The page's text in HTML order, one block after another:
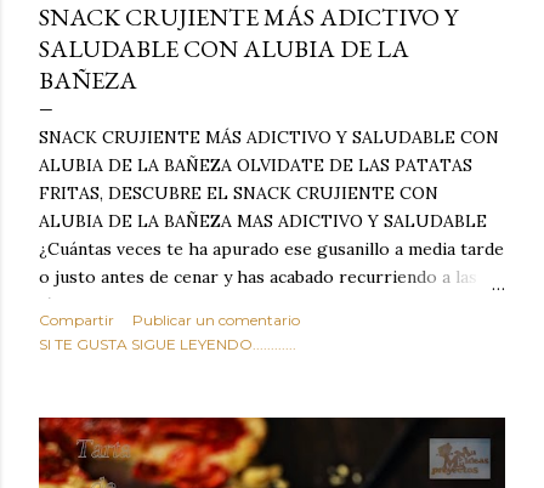
SNACK CRUJIENTE MÁS ADICTIVO Y
SALUDABLE CON ALUBIA DE LA
BAÑEZA
SNACK CRUJIENTE MÁS ADICTIVO Y SALUDABLE CON
ALUBIA DE LA BAÑEZA OLVIDATE DE LAS PATATAS
FRITAS, DESCUBRE EL SNACK CRUJIENTE CON
ALUBIA DE LA BAÑEZA MAS ADICTIVO Y SALUDABLE
¿Cuántas veces te ha apurado ese gusanillo a media tarde
o justo antes de cenar y has acabado recurriendo a las
típicas patatas de bolsa, frutos secos fritos o snacks
ultraprocesados llenos de grasas saturadas y sodio?
sabroso, con ese toque tostado y crujiente que tanto nos
satisface. Estas alubias crujientes al horno van a cambiar
por completo tu forma de ver las legumbres. Olvídate de
Compartir
Publicar un comentario
SI TE GUSTA SIGUE LEYENDO............